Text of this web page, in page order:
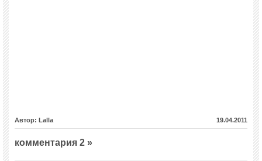
Автор: Lalla 19.04.2011
комментария 2 »